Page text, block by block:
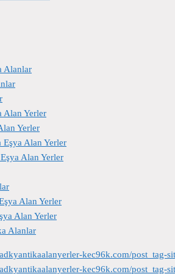
Alanlar
Alan Yerler
Yerler
Alan Yerler
Alan Yerler
Alan Yerler
Alan Yerler
Alanlar
kec96k.com/post_tag-
kec96k.com/post_tag-